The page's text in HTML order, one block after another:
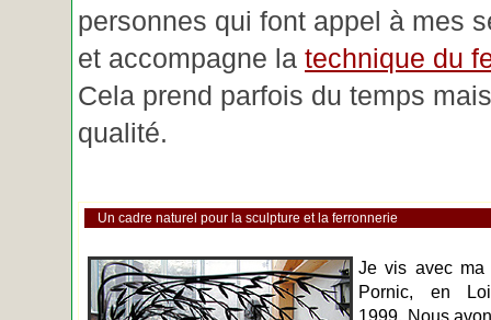
personnes qui font appel à mes
et accompagne la technique du
Cela prend parfois du temps
qualité.
Un cadre naturel pour la sculpture et la ferronnerie
Je vis avec ma
Pornic, en
1999. Nous